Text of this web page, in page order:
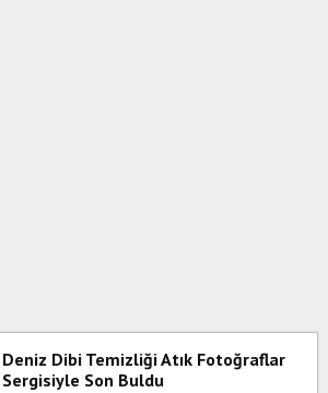
Deniz Dibi Temizliği Atık Fotoğraflar
Sergisiyle Son Buldu